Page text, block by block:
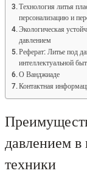
Технология литья
персонализацию и
Экологическая
давлением
Реферат: Литье под
интеллектуальной
О Ванджиаде
Контактная
давлением в
техники